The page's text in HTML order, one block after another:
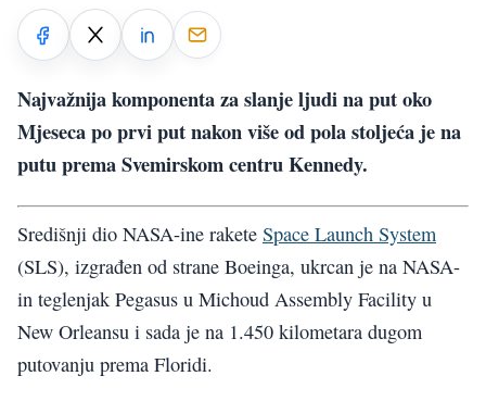
Najvažnija komponenta za slanje ljudi na put oko
Mjeseca po prvi put nakon više od pola stoljeća je na
putu prema Svemirskom centru Kennedy.
Središnji dio NASA-ine rakete Space Launch System
(SLS), izgrađen od strane Boeinga, ukrcan je na NASA-
in teglenjak Pegasus u Michoud Assembly Facility u
New Orleansu i sada je na 1.450 kilometara dugom
putovanju prema Floridi.